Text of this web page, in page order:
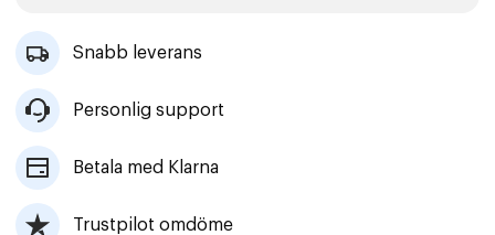
Snabb leverans
Personlig support
Betala med Klarna
Trustpilot omdöme